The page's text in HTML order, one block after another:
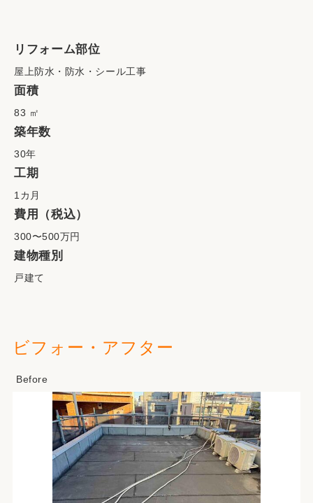
リフォーム部位
屋上防水・防水・シール工事
面積
83 ㎡
築年数
30年
工期
1カ月
費用（税込）
300〜500万円
建物種別
戸建て
ビフォー・アフター